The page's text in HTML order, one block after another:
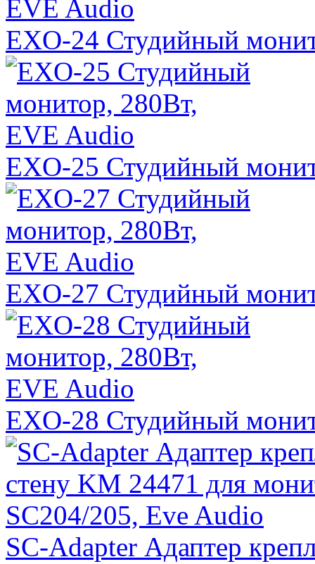
EXO-24 Студийный
EXO-25 Студийный
EXO-27 Студийный
EXO-28 Студийный
SC-Adapter Адаптер